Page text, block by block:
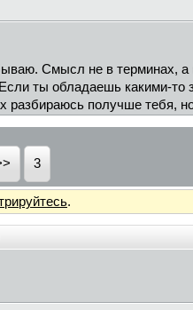
Смысл не в терминах,
ты обладаешь какими-то
разбираюсь получше тебя,
3
.